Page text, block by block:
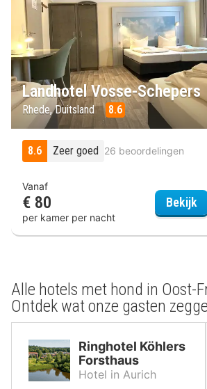
Landhotel Vosse-Schepers
Rhede, Duitsland 8.6
8.6 Zeer goed 26 beoordelingen
Vanaf
€ 80
per kamer per nacht
Bekijk
Alle hotels met hond in Oost-
Ontdek wat onze gasten
Ringhotel Köhlers
Forsthaus
Hotel in Aurich